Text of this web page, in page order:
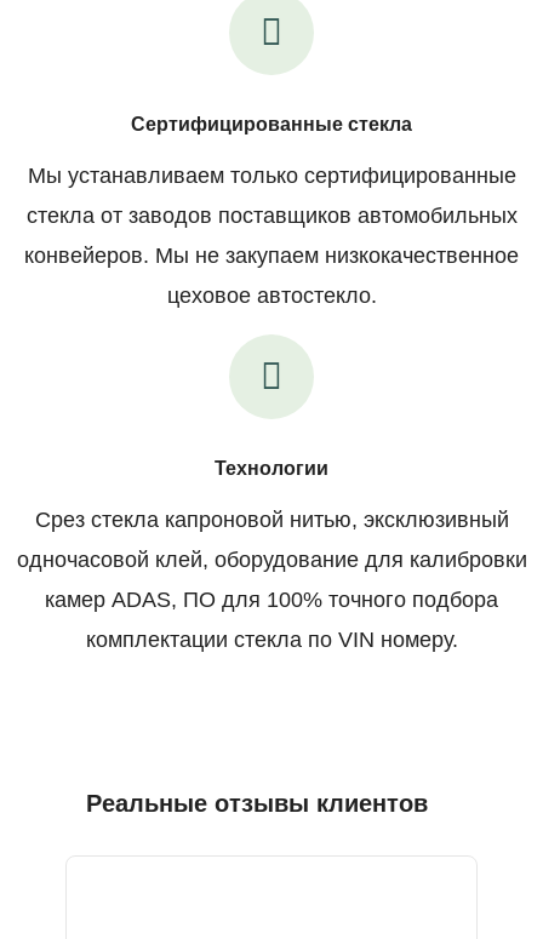
Сертифицированные стекла
Мы устанавливаем только сертифицированные
стекла от заводов поставщиков автомобильных
конвейеров. Мы не закупаем низкокачественное
цеховое автостекло.
Технологии
Срез стекла капроновой нитью, эксклюзивный
одночасовой клей, оборудование для калибровки
камер ADAS, ПО для 100% точного подбора
комплектации стекла по VIN номеру.
Реальные отзывы клиентов